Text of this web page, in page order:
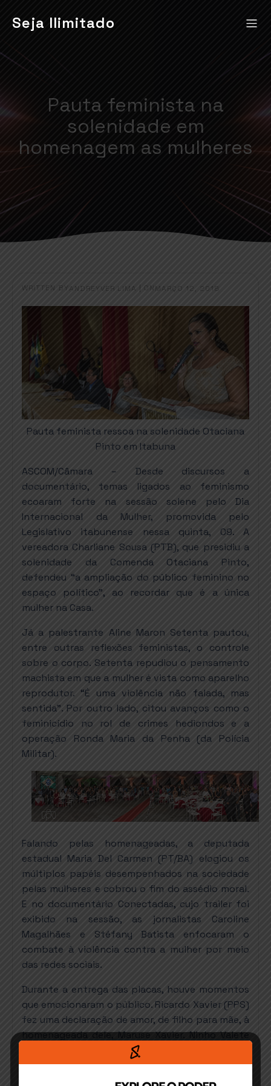
Seja Ilimitado
Pauta feminista na
solenidade em
homenagem as mulheres
WRITTEN BYANDREYVER LIMA ON MARÇO 12, 2018
Pauta feminista ressoa na solenidade Otaciana
Pinto em Itabuna
ASCOM/Câmara – Desde discursos a
documentário, temas ligados ao feminismo
ecoaram forte na sessão solene pelo Dia
Internacional da Mulher, promovida pelo
Legislativo itabunense nessa quinta, 09. A
vereadora Charliane Sousa (PTB), que presidiu a
solenidade da Comenda Otaciana Pinto,
defendeu “a ampliação do público feminino no
espaço político”, ao recordar que é a única
mulher na Casa.
Já a palestrante Aline Maron Setenta pautou,
entre outras reflexões feministas, o controle
sobre o corpo. Setenta repudiou o pensamento
machista em que a mulher é vista como aparelho
reprodutor. “É uma violência não falada, mas
sentida”. Por outro lado, citou avanços como o
feminicídio no rol de crimes hediondos e a
operação Ronda Maria da Penha (da Polícia
Militar).
Falando pelas homenageadas, a deputada
estadual Maria Del Carmen (PT/BA) elogiou os
múltiplos papéis desempenhados na sociedade
pelas mulheres e cobrou o fim do assédio moral.
E no documentário Conectadas, cujo trailer foi
exibido na sessão, as jornalistas Caroline
Magalhães e Stéfany Batista enfocaram o
combate à violência contra a mulher por meio
das redes sociais.
Durante a entrega das placas, houve momentos
que emocionaram o público. Ricardo Xavier (PPS)
fez uma declaração de amor, de filho para mãe, à
homenageada dele, Maruse Xavier. Ninho Valete
(PR) discursou com afeto em memória de Lizete
Silva. “Era como uma segunda mãe para mim”.
Lizete faleceu em 1º de março, três dias após a